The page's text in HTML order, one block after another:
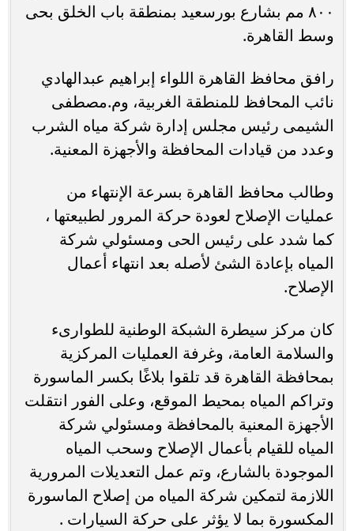
٨٠٠ مم بشارع بورسعيد بمنطقة باب الخلق بحى
وسط القاهرة.
رافق محافظ القاهرة اللواء إبراهيم عبدالهادي
نائب المحافظ للمنطقة الغربية، وم.مصطفى
الشيمى رئيس مجلس إدارة شركة مياه الشرب
وعدد من قيادات المحافظة والأجهزة المعنية.
وطالب محافظ القاهرة بسرعة الإنتهاء من
عمليات الإصلاح لعودة حركة المرور لطبيعتها ،
كما شدد على رئيس الحى ومسئولي شركة
المياه بإعادة الشئ لأصله بعد انتهاء أعمال
الإصلاح.
كان مركز سيطرة الشبكة الوطنية للطوارىء
والسلامة العامة، وغرفة العمليات المركزية
بمحافظة القاهرة قد تلقوا بلاغًا بكسر الماسورة
وتراكم المياه بمحيط الموقع، وعلى الفور انتقلت
الأجهزة المعنية بالمحافظة ومسئولي شركة
المياه للقيام بأعمال الإصلاح وسحب المياه
الموجودة بالشارع، وتم عمل التعديلات المرورية
اللازمة لتمكين شركة المياه من إصلاح الماسورة
المكسورة بما لا يؤثر على حركة السيارات .